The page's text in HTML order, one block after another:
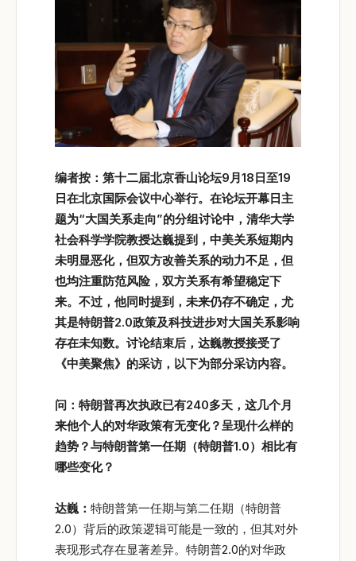
编者按：第十二届北京香山论坛9月18 日至19
日在北京国际会议中心举行。在论坛开幕日主
题为“大国关系走向”的分组讨论中，清华大学
社会科学学院教授达巍提到，中美关系短期内
未明显恶化，但双方改善关系的动力不足，但
也均注重防范风险，双方关系有希望稳定下
来。不过，他同时提到，未来仍存不确定，尤
其是特朗普2.0政策及科技进步对大国关系影响
存在未知数。讨论结束后，达巍教授接受了
《中美聚焦》的采访，以下为部分采访内容。
问：特朗普再次执政已有240多天，这几个月
来他个人的对华政策有无变化？呈现什么样的
趋势？与特朗普第一任期（特朗普1.0）相比有
哪些变化？
达巍： 特朗普第一任期与第二任期（特朗普
2.0）背后的政策逻辑可能是一致的，但其对外
表现形式存在显著差异。特朗普2.0的对华政